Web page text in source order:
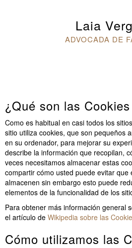
Laia
ADVOCADA DE
¿Qué son las Cookies
Como es habitual en casi todos los
sitio utiliza cookies, que son pequeños
en su ordenador, para mejorar su
describe la información que recopilan,
veces necesitamos almacenar estas
compartir cómo usted puede evitar que
almacenen sin embargo esto puede
elementos de la funcionalidad de los
Para obtener más información general
el artículo de Wikipedia sobre las
Cómo utilizamos las